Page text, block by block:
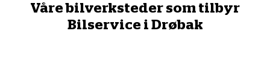
Våre bilverksteder som tilbyr
Bilservice i Drøbak